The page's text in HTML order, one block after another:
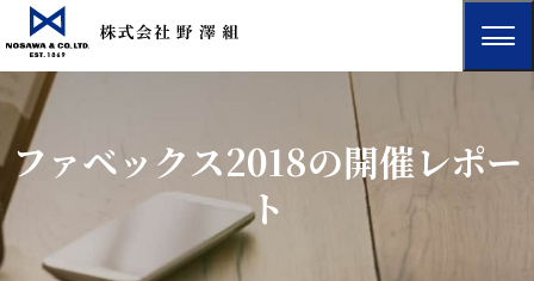
ファベックス2018の開催レポー
ト